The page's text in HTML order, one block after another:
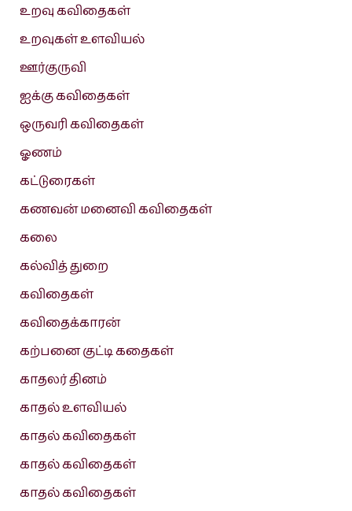
உறவு கவிதைகள்
உறவுகள் உளவியல்
ஊர்குருவி
ஐக்கு கவிதைகள்
ஒருவரி கவிதைகள்
ஓணம்
கட்டுரைகள்
கணவன் மனைவி கவிதைகள்
கலை
கல்வித் துறை
கவிதைகள்
கவிதைக்காரன்
கற்பனை குட்டி கதைகள்
காதலர் தினம்
காதல் உளவியல்
காதல் கவிதைகள்
காதல் கவிதைகள்
காதல் கவிதைகள்